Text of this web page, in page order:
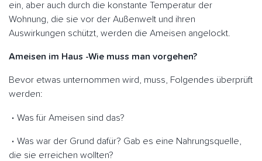
ein, aber auch durch die konstante Temperatur der
Wohnung, die sie vor der Außenwelt und ihren
Auswirkungen schützt, werden die Ameisen angelockt.
Ameisen im Haus -Wie muss man vorgehen?
Bevor etwas unternommen wird, muss, Folgendes überprüft
werden:
Was für Ameisen sind das?
Was war der Grund dafür? Gab es eine Nahrungsquelle,
die sie erreichen wollten?